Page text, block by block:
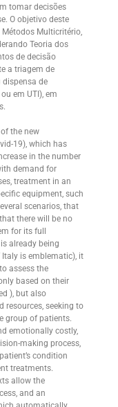
tomar decisões
O objetivo deste
Métodos Multicritério,
Teoria dos
de decisão
a triagem de
dispensa de
em UTI), em
the new
19), which has
in the number
demand for
treatment in an
equipment, such
scenarios, that
there will be no
for its full
already being
is emblematic), it
assess the
based on their
), but also
resources, seeking to
group of patients.
emotionally costly,
making process,
condition
treatments.
allow the
and an